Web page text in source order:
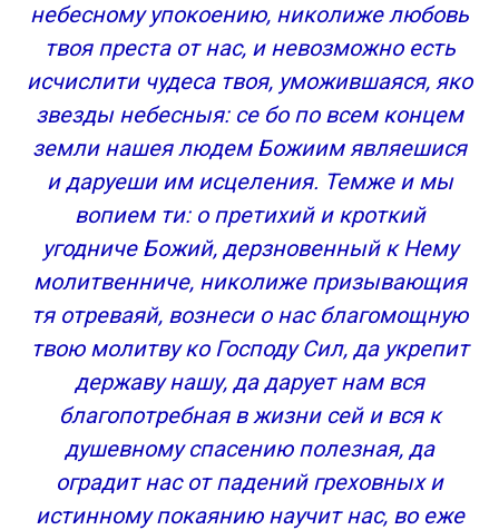
небесному упокоению, николиже любовь
твоя преста от нас, и невозможно есть
исчислити чудеса твоя, уможившаяся, яко
звезды небесныя: се бо по всем концем
земли нашея людем Божиим являешися
и даруеши им исцеления. Темже и мы
вопием ти: о претихий и кроткий
угодниче Божий, дерзновенный к Нему
молитвенниче, николиже призывающия
тя отреваяй, вознеси о нас благомощную
твою молитву ко Господу Сил, да укрепит
державу нашу, да дарует нам вся
благопотребная в жизни сей и вся к
душевному спасению полезная, да
оградит нас от падений греховных и
истинному покаянию научит нас, во еже